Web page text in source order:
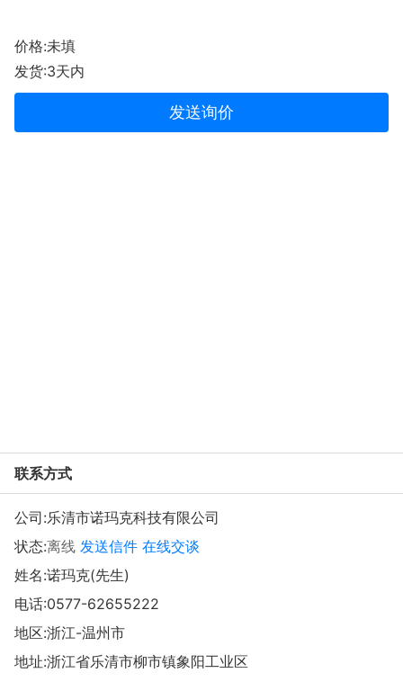
价格:未填
发货:3天内
发送询价
联系方式
公司:乐清市诺玛克科技有限公司
状态:离线 发送信件 在线交谈
姓名:诺玛克(先生)
电话:0577-62655222
地区:浙江-温州市
地址:浙江省乐清市柳市镇象阳工业区